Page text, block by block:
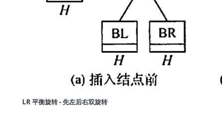
LR 平衡旋转 - 先左后右双旋转